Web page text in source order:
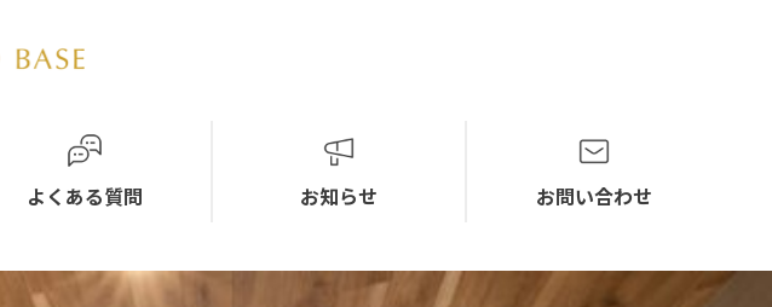
よくある質問 お知らせ お問い合わせ